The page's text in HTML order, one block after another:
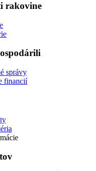
rakovine
správy
financií